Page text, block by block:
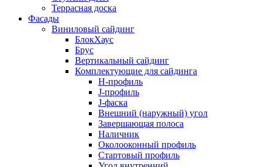
Террасная доска
Фасады
Виниловый сайдинг
БлокХаус
Брус
Вертикальный сайдинг
Комплектующие для сайдинга
H-профиль
J-профиль
J-фаска
Внешний (наружный) угол
Завершающая полоса
Наличник
Околооконный профиль
Стартовый профиль